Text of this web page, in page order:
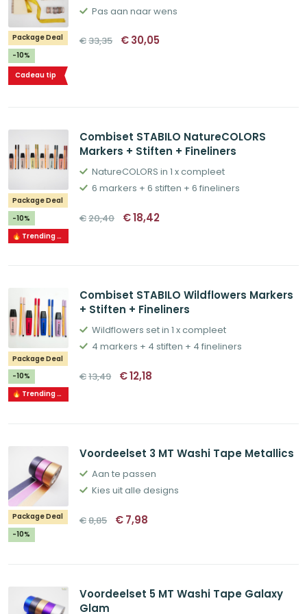
Package Deal
-10%
Cadeau tip
Pas aan naar wens
€33,35 Oorspronkelijke
prijs
€30,05
Package Deal
-10%
🔥 Trending 🔥
Combiset STABILO NatureCOLORS
Markers + Stiften + Fineliners
NatureCOLORS in 1 x compleet
6 markers + 6 stiften + 6 fineliners
€20,40 Oorspronkelijke
prijs
€18,42
Package Deal
-10%
🔥 Trending 🔥
Combiset STABILO Wildflowers Markers
+ Stiften + Fineliners
Wildflowers set in 1 x compleet
4 markers + 4 stiften + 4 fineliners
€13,49 Oorspronkelijke
prijs
€12,18
Package Deal
-10%
Voordeelset 3 MT Washi Tape Metallics
Aan te passen
Kies uit alle designs
€8,85 Oorspronkelijke
prijs
€7,98
Voordeelset 5 MT Washi Tape Galaxy
Glam